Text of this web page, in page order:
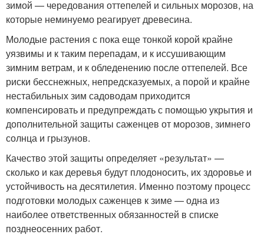
зимой — чередования оттепелей и сильных морозов, на
которые неминуемо реагирует древесина.
Молодые растения с пока еще тонкой корой крайне
уязвимы и к таким перепадам, и к иссушивающим
зимним ветрам, и к обледенению после оттепелей. Все
риски бесснежных, непредсказуемых, а порой и крайне
нестабильных зим садоводам приходится
компенсировать и предупреждать с помощью укрытия и
дополнительной защиты саженцев от морозов, зимнего
солнца и грызунов.
Качество этой защиты определяет «результат» —
сколько и как деревья будут плодоносить, их здоровье и
устойчивость на десятилетия. Именно поэтому процесс
подготовки молодых саженцев к зиме — одна из
наиболее ответственных обязанностей в списке
позднеосенних работ.